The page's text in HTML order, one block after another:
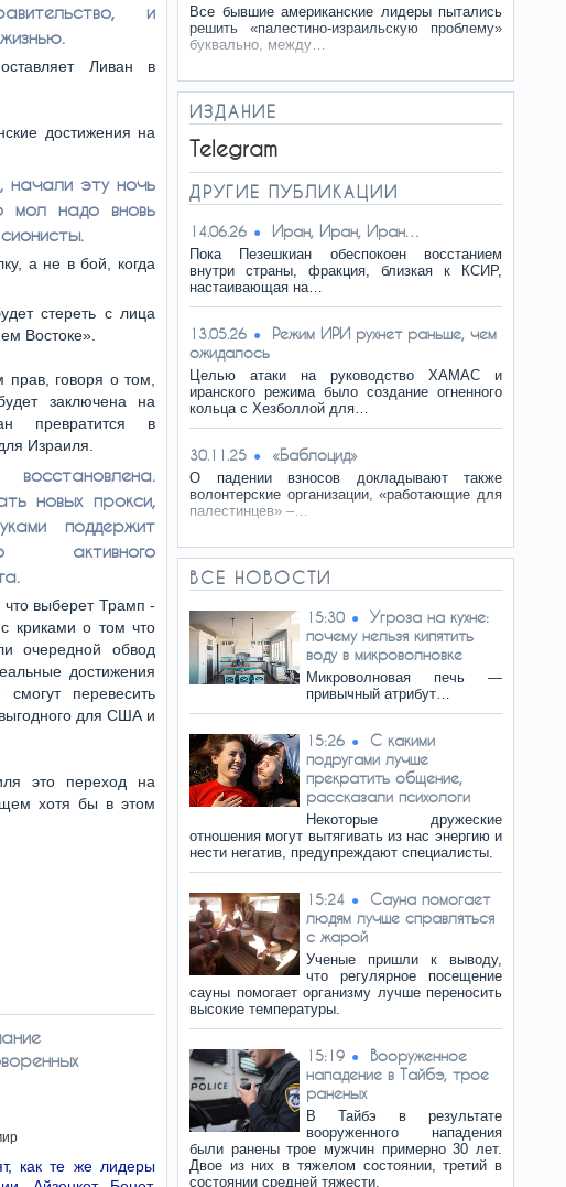
и
Ливан в
достижения на
начали эту ночь
надо вновь
а не в бой, когда
стереть с лица
Востоке».
говоря о том,
заключена на
превратится в
Израиля.
новых прокси,
поддержит
активного
что выберет Трамп -
криками о том что
очередной обвод
достижения
перевесить
для США и
это переход на
хотя бы в этом
как те же лидеры
Все бывшие американские лидеры пытались
решить «палестино-израильскую проблему»
буквально, между…
ИЗДАНИЕ
Telegram
ДРУГИЕ ПУБЛИКАЦИИ
14.06.26 Иран, Иран, Иран…
Пока Пезешкиан обеспокоен восстанием
внутри страны, фракция, близкая к КСИР,
настаивающая на…
13.05.26
Режим ИРИ рухнет раньше, чем
ожидалось
Целью атаки на руководство ХАМАС и
иранского режима было создание огненного
кольца с Хезболлой для…
30.11.25 «Баблоцид»
О падении взносов докладывают также
волонтерские организации, «работающие для
палестинцев» –…
ВСЕ НОВОСТИ
15:30
Угроза на кухне:
почему нельзя кипятить
воду в микроволновке
Микроволновая печь —
привычный атрибут…
15:26
С какими
подругами лучше
прекратить общение,
рассказали психологи
Некоторые дружеские
отношения могут вытягивать из нас энергию и
нести негатив, предупреждают специалисты.
15:24
Сауна помогает
людям лучше справляться
с жарой
Ученые пришли к выводу,
что регулярное посещение
сауны помогает организму лучше переносить
высокие температуры.
15:19
Вооруженное
нападение в Тайбэ, трое
раненых
В Тайбэ в результате
вооруженного нападения
были ранены трое мужчин примерно 30 лет.
Двое из них в тяжелом состоянии, третий в
состоянии средней тяжести.